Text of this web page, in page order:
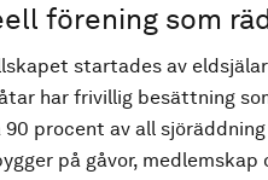
förening som
startades av
har frivillig besättning
90 procent av all
på gåvor, medlemskap